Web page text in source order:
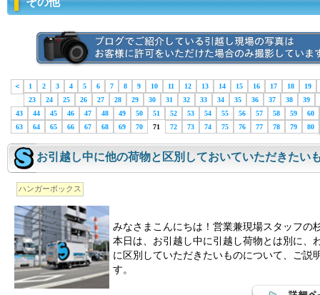
＜ 1 2 3 4 5 6 7 8 9 10 11 12 13 14 15 16 17 18 19
23
24 25 26 27 28 29 30 31 32 33 34 35 36 37 38 39
43
44 45 46 47 48 49 50 51 52 53 54 55 56 57 58 59
60
63
64 65 66 67 68 69 70 71 72 73 74 75 76 77 78 79 80
お引越し中に他の荷物と区別しておいていただきたい
ハンガーボックス
みなさまこんにちは！営業兼現場スタッフの
本日は、お引越し中に引越し荷物とは別に、
に区別していただきたいものについて、ご説
す。